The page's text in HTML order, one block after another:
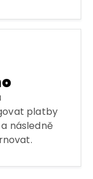
platby
následně